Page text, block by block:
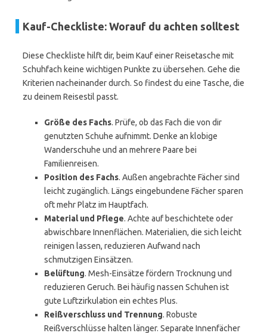
Kauf-Checkliste: Worauf du achten solltest
Diese Checkliste hilft dir, beim Kauf einer Reisetasche mit
Schuhfach keine wichtigen Punkte zu übersehen. Gehe die
Kriterien nacheinander durch. So findest du eine Tasche, die
zu deinem Reisestil passt.
Größe des Fachs. Prüfe, ob das Fach die von dir
genutzten Schuhe aufnimmt. Denke an klobige
Wanderschuhe und an mehrere Paare bei
Familienreisen.
Position des Fachs. Außen angebrachte Fächer sind
leicht zugänglich. Längs eingebundene Fächer sparen
oft mehr Platz im Hauptfach.
Material und Pflege. Achte auf beschichtete oder
abwischbare Innenflächen. Materialien, die sich leicht
reinigen lassen, reduzieren Aufwand nach
schmutzigen Einsätzen.
Belüftung. Mesh-Einsätze fördern Trocknung und
reduzieren Geruch. Bei häufig nassen Schuhen ist
gute Luftzirkulation ein echtes Plus.
Reißverschluss und Trennung. Robuste
Reißverschlüsse halten länger. Separate Innenfächer